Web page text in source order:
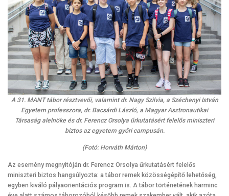
A 31. MANT tábor résztvevői, valamint dr. Nagy Szilvia, a Széchenyi István
Egyetem professzora, dr. Bacsárdi László, a Magyar Asztronautikai
Társaság alelnöke és dr. Ferencz Orsolya űrkutatásért felelős miniszteri
biztos az egyetem győri campusán.
(Fotó: Horváth Márton)
Az esemény megnyitóján dr. Ferencz Orsolya űrkutatásért felelős
miniszteri biztos hangsúlyozta: a tábor remek közösségépítő lehetőség,
egyben kiváló pályaorientációs program is. A tábor történetének harminc